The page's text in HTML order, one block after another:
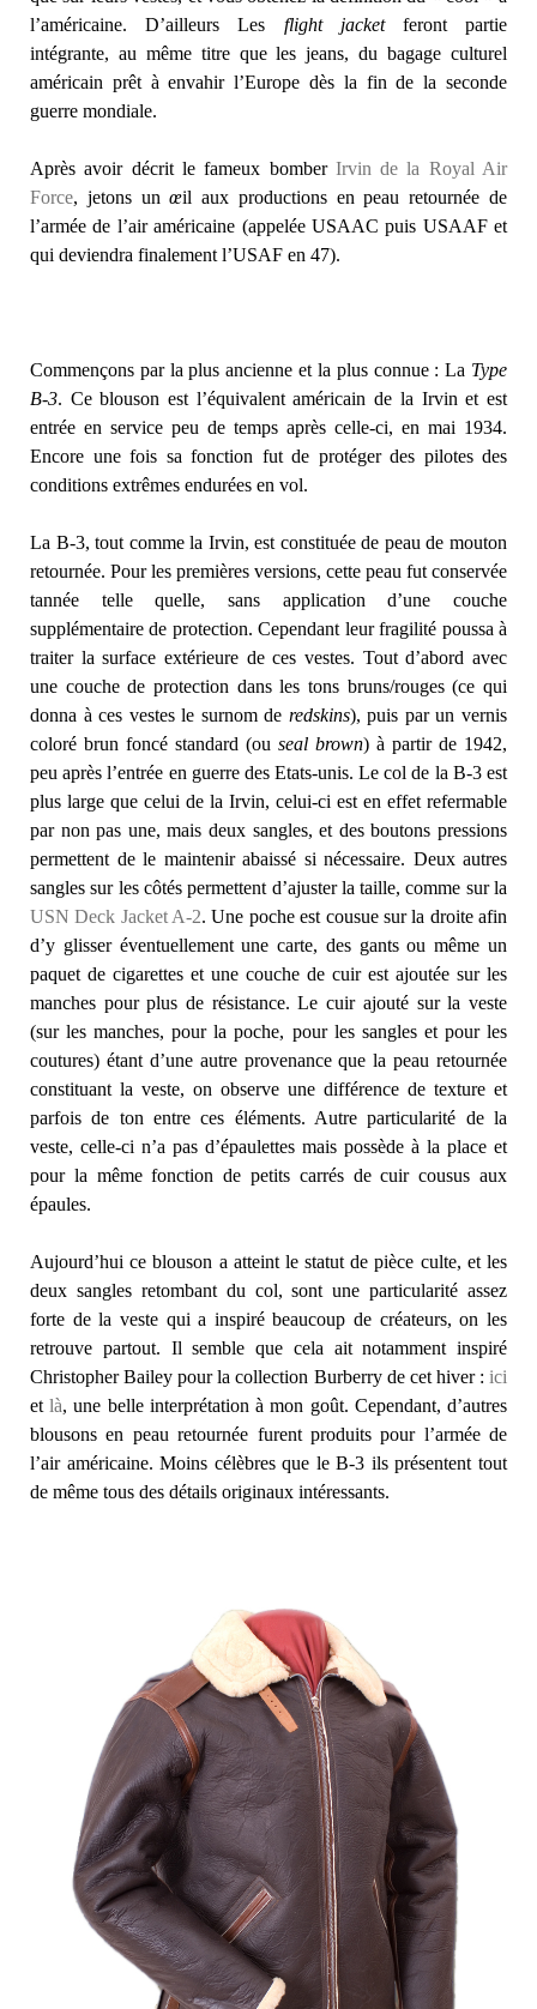
l’américaine. D’ailleurs Les flight jacketferont partie
intégrante, au même titre que les jeans, du bagage culturel
américain prêt à envahir l’Europe dès la fin de la seconde
guerre mondiale.
Après avoir décrit le fameux bomber Irvin de la Royal Air
Force, jetons unœil aux productions en peau retournée de
l’armée de l’air américaine (appelée USAAC puis USAAF et
qui deviendra finalement l’USAF en 47).
Commençons par la plus ancienne et la plus connue : La Type
B-3. Ce blouson est l’équivalent américain de la Irvin et est
entrée en service peu de temps après celle-ci, en mai 1934.
Encore une fois sa fonction fut de protéger des pilotes des
conditions extrêmes endurées en vol.
La B-3, tout comme la Irvin, est constituée de peau de mouton
retournée. Pour les premières versions, cette peau fut conservée
tannée telle quelle, sans application d’une couche
supplémentaire de protection. Cependant leur fragilité poussa à
traiter la surface extérieure de ces vestes. Tout d’abord avec
une couche de protection dans les tons bruns/rouges (ce qui
donna à ces vestes le surnom de redskins), puis par un vernis
coloré brun foncé standard (ou seal brown) à partir de 1942,
peu après l’entrée en guerre des Etats-unis. Le col de la B-3 est
plus large que celui de la Irvin, celui-ci est en effet refermable
par non pas une, mais deux sangles, et des boutons pressions
permettent de le maintenir abaissé si nécessaire. Deux autres
sangles sur les côtés permettent d’ajuster la taille, comme sur la
USN Deck Jacket A-2. Une poche est cousue sur la droite afin
d’y glisser éventuellement une carte, des gants ou même un
paquet de cigarettes et une couche de cuir est ajoutée sur les
manches pour plus de résistance. Le cuir ajouté sur la veste
(sur les manches, pour la poche, pour les sangles et pour les
coutures) étant d’une autre provenance que la peau retournée
constituant la veste, on observe une différence de texture et
parfois de ton entre ces éléments. Autre particularité de la
veste, celle-ci n’a pas d’épaulettes mais possède à la place et
pour la même fonction de petits carrés de cuir cousus aux
épaules.
Aujourd’hui ce blouson a atteint le statut de pièce culte, et les
deux sangles retombant du col, sont une particularité assez
forte de la veste qui a inspiré beaucoup de créateurs, on les
retrouve partout. Il semble que cela ait notamment inspiré
Christopher Bailey pour la collection Burberry de cet hiver : ici
etlà, une belle interprétation à mon goût. Cependant, d’autres
blousons en peau retournée furent produits pour l’armée de
l’air américaine. Moins célèbres que le B-3 ils présentent tout
de même tous des détails originaux intéressants.